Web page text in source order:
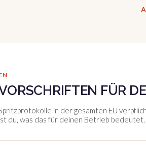
FÜR
in der gesamten EU
du, was das für deinen Betrieb bedeutet.